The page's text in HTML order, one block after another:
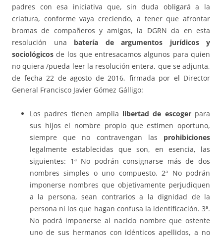
padres con esa iniciativa que, sin duda obligará a la
criatura, conforme vaya creciendo, a tener que afrontar
bromas de compañeros y amigos, la DGRN da en esta
resolución una batería de argumentos jurídicos y
sociológicos de los que entresacamos algunos para quien
no quiera /pueda leer la resolución entera, que se adjunta,
de fecha 22 de agosto de 2016, firmada por el Director
General Francisco Javier Gómez Gálligo:
Los padres tienen amplia libertad de escogerpara
sus hijos el nombre propio que estimen oportuno,
siempre que no contravengan las prohibiciones
legalmente establecidas que son, en esencia, las
siguientes: 1ª No podrán consignarse más de dos
nombres simples o uno compuesto. 2ª No podrán
imponerse nombres que objetivamente perjudiquen
a la persona, sean contrarios a la dignidad de la
persona ni los que hagan confusa la identificación. 3ª.
No podrá imponerse al nacido nombre que ostente
uno de sus hermanos con idénticos apellidos, a no